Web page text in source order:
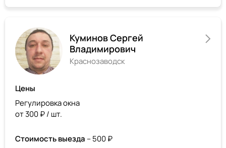
Куминов Сергей
Владимирович
Краснозаводск
Цены
Регулировка окна
от 300 ₽ / шт.
Стоимость выезда – 500 ₽